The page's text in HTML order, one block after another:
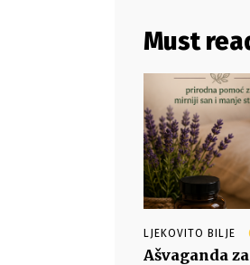
Must
LJEKOVITO BILJE
Ašvaganda